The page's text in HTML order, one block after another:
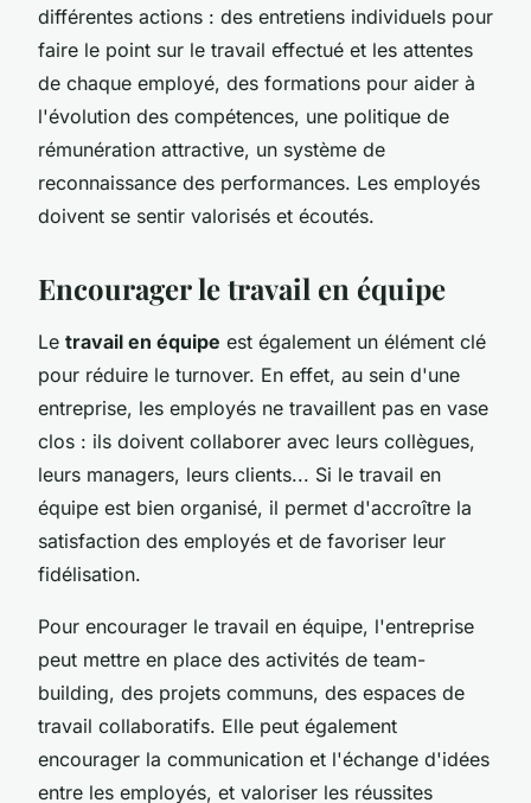
différentes actions : des entretiens individuels pour
faire le point sur le travail effectué et les attentes
de chaque employé, des formations pour aider à
l'évolution des compétences, une politique de
rémunération attractive, un système de
reconnaissance des performances. Les employés
doivent se sentir valorisés et écoutés.
Encourager le travail en équipe
Le travail en équipe est également un élément clé
pour réduire le turnover. En effet, au sein d'une
entreprise, les employés ne travaillent pas en vase
clos : ils doivent collaborer avec leurs collègues,
leurs managers, leurs clients... Si le travail en
équipe est bien organisé, il permet d'accroître la
satisfaction des employés et de favoriser leur
fidélisation.
Pour encourager le travail en équipe, l'entreprise
peut mettre en place des activités de team-
building, des projets communs, des espaces de
travail collaboratifs. Elle peut également
encourager la communication et l'échange d'idées
entre les employés, et valoriser les réussites